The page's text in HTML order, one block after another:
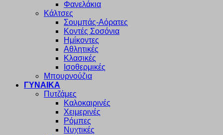
Φανελάκια
Κάλτσες
Σουμπάς-Αόρατες
Κοντές Σοσόνια
Ημίκοντες
Αθλητικές
Κλασικές
Ισοθερμικές
Μπουρνούζια
ΓΥΝΑΙΚΑ
Πυτζάμες
Καλοκαιρινές
Χειμερινές
Ρόμπες
Νυχτικές